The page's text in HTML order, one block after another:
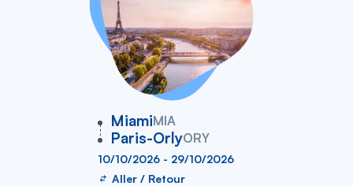
MiamiMIA
vers
Paris-OrlyORY
10/10/2026 - 29/10/2026
Aller / Retour